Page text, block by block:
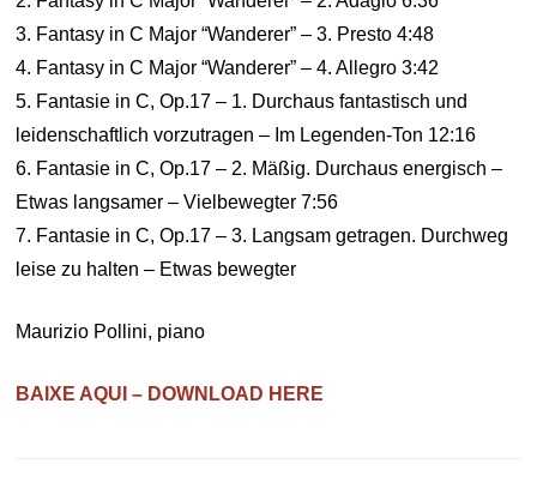
3. Fantasy in C Major “Wanderer” – 3. Presto 4:48
4. Fantasy in C Major “Wanderer” – 4. Allegro 3:42
5. Fantasie in C, Op.17 – 1. Durchaus fantastisch und
leidenschaftlich vorzutragen – Im Legenden-Ton 12:16
6. Fantasie in C, Op.17 – 2. Mäßig. Durchaus energisch –
Etwas langsamer – Vielbewegter 7:56
7. Fantasie in C, Op.17 – 3. Langsam getragen. Durchweg
leise zu halten – Etwas bewegter
Maurizio Pollini, piano
BAIXE AQUI – DOWNLOAD HERE